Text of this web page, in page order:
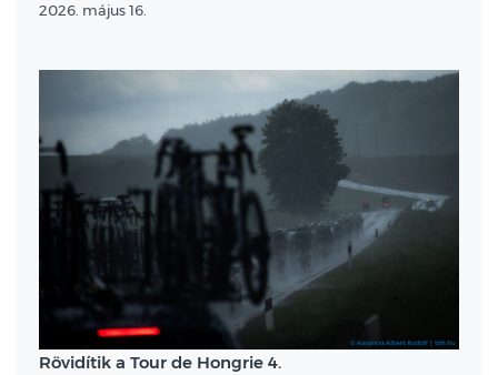
2026. május 16.
Rövidítik a Tour de Hongrie 4.